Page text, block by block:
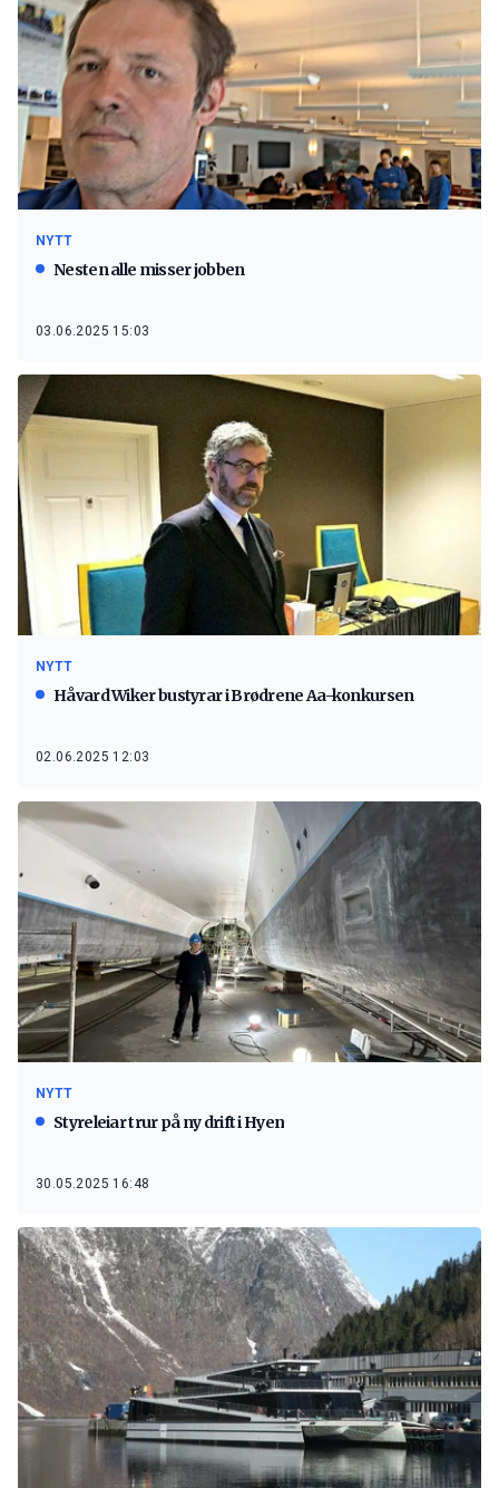
NYTT
Nesten alle misser jobben
03.06.2025 15:03
NYTT
Håvard Wiker bustyrar i Brødrene Aa-konkursen
02.06.2025 12:03
NYTT
Styreleiar trur på ny drift i Hyen
30.05.2025 16:48